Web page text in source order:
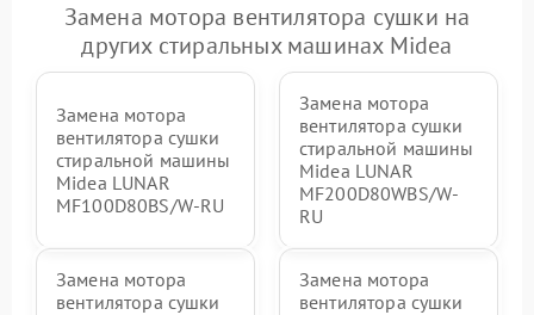
Замена мотора вентилятора сушки на
других стиральных машинах Midea
Замена мотора
вентилятора сушки
стиральной машины
Midea LUNAR
MF100D80BS/W-RU
Замена мотора
вентилятора сушки
стиральной машины
Midea LUNAR
MF200D80WBS/W-
RU
Замена мотора
вентилятора сушки
Замена мотора
вентилятора сушки